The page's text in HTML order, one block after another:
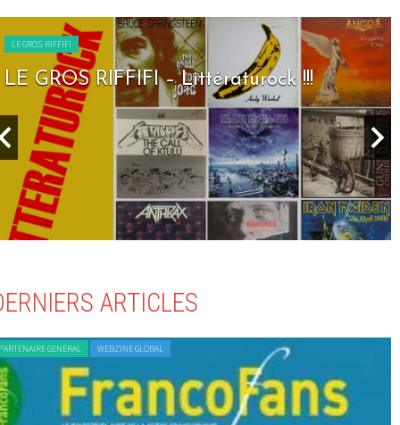
LE GROS RIFFIFI
LE GROS RIFFIFI – Seven Days To Rock !!!
ARTICLES
GENERAL WEBZINE GLOBAL